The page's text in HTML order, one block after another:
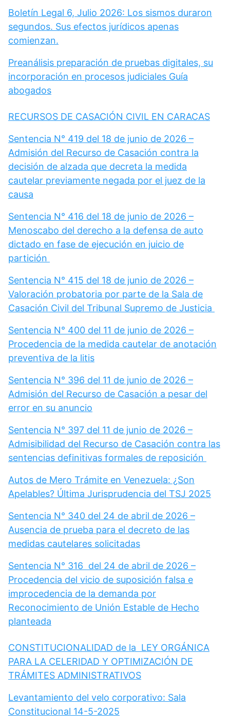
Boletín Legal 6, Julio 2026: Los sismos duraron
segundos. Sus efectos jurídicos apenas
comienzan.
Preanálisis preparación de pruebas digitales, su
incorporación en procesos judiciales Guía
abogados
RECURSOS DE CASACIÓN CIVIL EN CARACAS
Sentencia N° 419 del 18 de junio de 2026 –
Admisión del Recurso de Casación contra la
decisión de alzada que decreta la medida
cautelar previamente negada por el juez de la
causa
Sentencia N° 416 del 18 de junio de 2026 –
Menoscabo del derecho a la defensa de auto
dictado en fase de ejecución en juicio de
partición
Sentencia N° 415 del 18 de junio de 2026 –
Valoración probatoria por parte de la Sala de
Casación Civil del Tribunal Supremo de Justicia
Sentencia N° 400 del 11 de junio de 2026 –
Procedencia de la medida cautelar de anotación
preventiva de la litis
Sentencia N° 396 del 11 de junio de 2026 –
Admisión del Recurso de Casación a pesar del
error en su anuncio
Sentencia N° 397 del 11 de junio de 2026 –
Admisibilidad del Recurso de Casación contra las
sentencias definitivas formales de reposición
Autos de Mero Trámite en Venezuela: ¿Son
Apelables? Última Jurisprudencia del TSJ 2025
Sentencia N° 340 del 24 de abril de 2026 –
Ausencia de prueba para el decreto de las
medidas cautelares solicitadas
Sentencia N° 316 del 24 de abril de 2026 –
Procedencia del vicio de suposición falsa e
improcedencia de la demanda por
Reconocimiento de Unión Estable de Hecho
planteada
CONSTITUCIONALIDAD de la LEY ORGÁNICA
PARA LA CELERIDAD Y OPTIMIZACIÓN DE
TRÁMITES ADMINISTRATIVOS
Levantamiento del velo corporativo: Sala
Constitucional 14-5-2025